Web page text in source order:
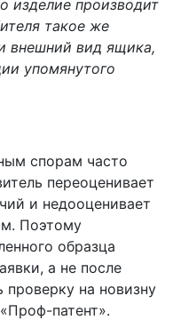
изделие производит
такое же
внешний вид ящика,
упомянутого
спорам часто
переоценивает
и недооценивает
Поэтому
образца
а не после
на новизну
патент».